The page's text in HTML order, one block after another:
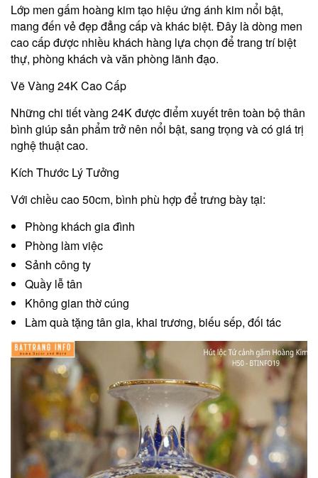
Lớp men gấm hoàng kim tạo hiệu ứng ánh kim nổi bật,
mang đến vẻ đẹp đẳng cấp và khác biệt. Đây là dòng men
cao cấp được nhiều khách hàng lựa chọn để trang trí biệt
thự, phòng khách và văn phòng lãnh đạo.
Vẽ Vàng 24K Cao Cấp
Những chi tiết vàng 24K được điểm xuyết trên toàn bộ thân
bình giúp sản phẩm trở nên nổi bật, sang trọng và có giá trị
nghệ thuật cao.
Kích Thước Lý Tưởng
Với chiều cao 50cm, bình phù hợp để trưng bày tại:
Phòng khách gia đình
Phòng làm việc
Sảnh công ty
Quầy lễ tân
Không gian thờ cúng
Làm quà tặng tân gia, khai trương, biếu sếp, đối tác